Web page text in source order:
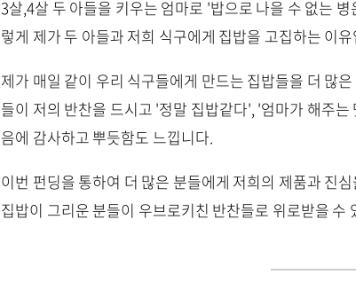
3살,4살 두 아들을 키우는 엄마로 '밥으로 나을 수 없는
렇게 제가 두 아들과 저희 식구에게 집밥을 고집하는 이
제가 매일 같이 우리 식구들에게 만드는 집밥들을 더 많
들이 저의 반찬을 드시고 '정말 집밥같다', '엄마가 해주
음에 감사하고 뿌듯함도 느낍니다.
이번 펀딩을 통하여 더 많은 분들에게 저희의 제품과 진
집밥이 그리운 분들이 우브로키친 반찬들로 위로받을